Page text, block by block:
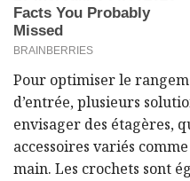
Pour optimiser le
d’entrée, plusieurs
envisager des étagères,
accessoires variés
main. Les crochets sont